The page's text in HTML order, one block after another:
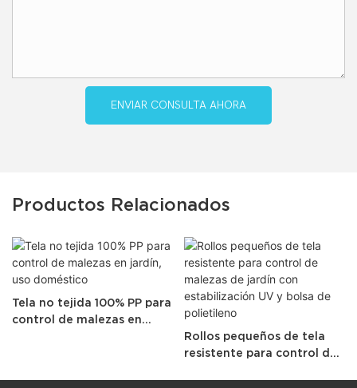
ENVIAR CONSULTA AHORA
Productos Relacionados
Tela no tejida 100% PP para
control de malezas en
Rollos pequeños de tela
resistente para control de